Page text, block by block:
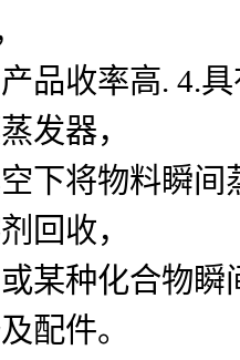
品收率高. 4.
发器，
下将物料瞬
回收，
某种化合物
及配件。